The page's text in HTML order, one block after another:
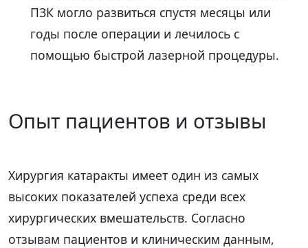
ПЗК могло развиться спустя месяцы или
годы после операции и лечилось с
помощью быстрой лазерной процедуры.
Опыт пациентов и отзывы
Хирургия катаракты имеет один из самых
высоких показателей успеха среди всех
хирургических вмешательств. Согласно
отзывам пациентов и клиническим данным,